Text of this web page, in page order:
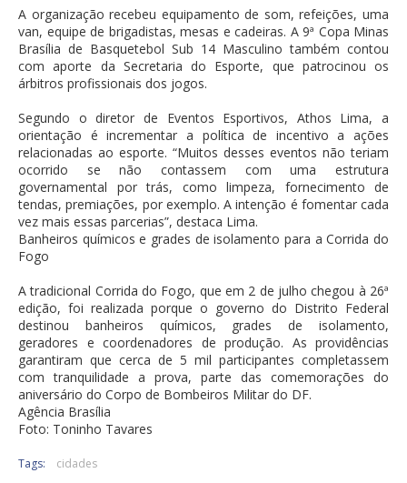
A organização recebeu equipamento de som, refeições, uma
van, equipe de brigadistas, mesas e cadeiras. A 9ª Copa Minas
Brasília de Basquetebol Sub 14 Masculino também contou
com aporte da Secretaria do Esporte, que patrocinou os
árbitros profissionais dos jogos.
Segundo o diretor de Eventos Esportivos, Athos Lima, a
orientação é incrementar a política de incentivo a ações
relacionadas ao esporte. “Muitos desses eventos não teriam
ocorrido se não contassem com uma estrutura
governamental por trás, como limpeza, fornecimento de
tendas, premiações, por exemplo. A intenção é fomentar cada
vez mais essas parcerias”, destaca Lima.
Banheiros químicos e grades de isolamento para a Corrida do
Fogo
A tradicional Corrida do Fogo, que em 2 de julho chegou à 26ª
edição, foi realizada porque o governo do Distrito Federal
destinou banheiros químicos, grades de isolamento,
geradores e coordenadores de produção. As providências
garantiram que cerca de 5 mil participantes completassem
com tranquilidade a prova, parte das comemorações do
aniversário do Corpo de Bombeiros Militar do DF.
Agência Brasília
Foto: Toninho Tavares
Tags: cidades